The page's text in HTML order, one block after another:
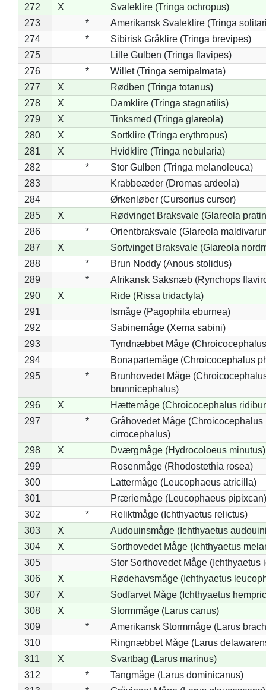
272
X
Svaleklire (Tringa ochropus)
273
*
Amerikansk Svaleklire (Tringa
274
*
Sibirisk Gråklire (Tringa brevipes)
275
Lille Gulben (Tringa flavipes)
276
*
Willet (Tringa semipalmata)
277
X
Rødben (Tringa totanus)
278
X
Damklire (Tringa stagnatilis)
279
X
Tinksmed (Tringa glareola)
280
X
Sortklire (Tringa erythropus)
281
X
Hvidklire (Tringa nebularia)
282
*
Stor Gulben (Tringa melanoleuca)
283
Krabbeæder (Dromas ardeola)
284
Ørkenløber (Cursorius cursor)
285
X
Rødvinget Braksvale (Glareola
286
*
Orientbraksvale (Glareola
287
X
Sortvinget Braksvale (Glareola
288
*
Brun Noddy (Anous stolidus)
289
*
Afrikansk Saksnæb (Rynchops
290
X
Ride (Rissa tridactyla)
291
Ismåge (Pagophila eburnea)
292
Sabinemåge (Xema sabini)
293
Tyndnæbbet Måge
294
Bonapartemåge (Chroicocephalus
295
*
Brunhovedet Måge
brunnicephalus)
296
X
Hættemåge (Chroicocephalus
297
*
Gråhovedet Måge (Chroicocephalus
cirrocephalus)
298
X
Dværgmåge (Hydrocoloeus minutus)
299
Rosenmåge (Rhodostethia rosea)
300
Lattermåge (Leucophaeus atricilla)
301
Præriemåge (Leucophaeus pipixcan)
302
*
Reliktmåge (Ichthyaetus relictus)
303
X
Audouinsmåge (Ichthyaetus
304
X
Sorthovedet Måge (Ichthyaetus
305
Stor Sorthovedet Måge (Ichthyaetus
306
X
Rødehavsmåge (Ichthyaetus
307
X
Sodfarvet Måge (Ichthyaetus
308
X
Stormmåge (Larus canus)
309
*
Amerikansk Stormmåge (Larus
310
Ringnæbbet Måge (Larus
311
X
Svartbag (Larus marinus)
312
*
Tangmåge (Larus dominicanus)